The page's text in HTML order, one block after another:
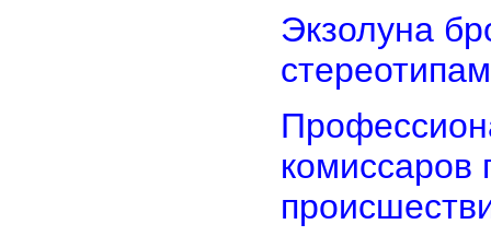
Экзолуна
стереотипам
комиссаров